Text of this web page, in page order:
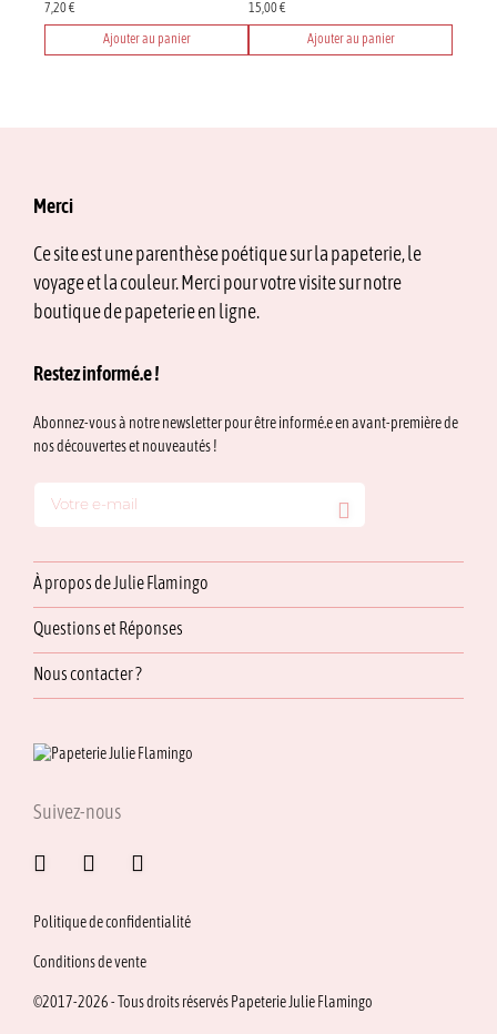
7,20€
Ajouter au panier
15,00€
Ajouter au panier
Merci
Ce site est une parenthèse poétique sur la papeterie, le
voyage et la couleur. Merci pour votre visite sur notre
boutique de papeterie en ligne.
Restez informé.e !
Abonnez-vous à notre newsletter pour être informé.e en avant-première de
nos découvertes et nouveautés !
À propos de Julie Flamingo
Questions et Réponses
Nous contacter ?
Suivez-nous
Politique de confidentialité
Conditions de vente
©2017-2026 - Tous droits réservés Papeterie Julie Flamingo